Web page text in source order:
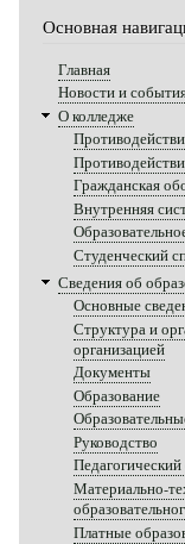
Основная
Главная
Новости и
О колледже
Гражданская
Внутренняя
Студенческий
Сведения об
Основные
Структура и
организацией
Документы
Образование
Руководство
Педагогический
Материально-
Платные